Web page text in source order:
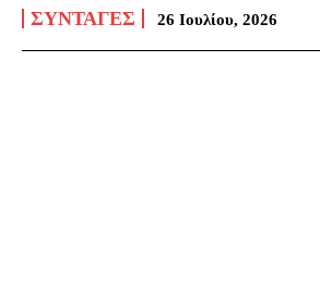
ΣΥΝΤΑΓΈΣ 26 Ιουλίου, 2026